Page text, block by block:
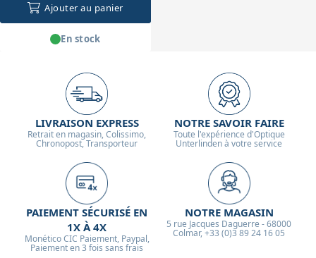
Ajouter au panier
En stock
LIVRAISON EXPRESS
Retrait en magasin, Colissimo,
Chronopost, Transporteur
NOTRE SAVOIR FAIRE
Toute l'expérience d'Optique
Unterlinden à votre service
PAIEMENT SÉCURISÉ EN
1X À 4X
Monético CIC Paiement, Paypal,
Paiement en 3 fois sans frais
NOTRE MAGASIN
5 rue Jacques Daguerre - 68000
Colmar, +33 (0)3 89 24 16 05